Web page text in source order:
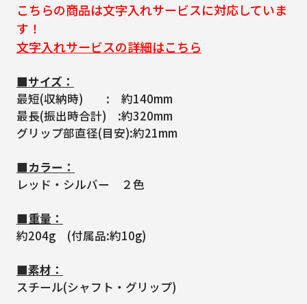
こちらの商品は文字入れサービスに対応していま
す！
文字入れサービスの詳細はこちら
■サイズ：
最短(収納時) : 約140mm
最長(振出時合計) :約320mm
グリップ部直径(目安):約21mm
■カラー：
レッド・シルバー ２色
■重量：
約204g (付属品:約10g)
■素材：
スチール(シャフト・グリップ)